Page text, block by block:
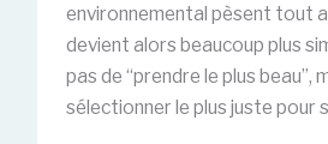
environnemental pèsent tout
devient alors beaucoup plus
pas de “prendre le plus beau”,
sélectionner le plus juste pour